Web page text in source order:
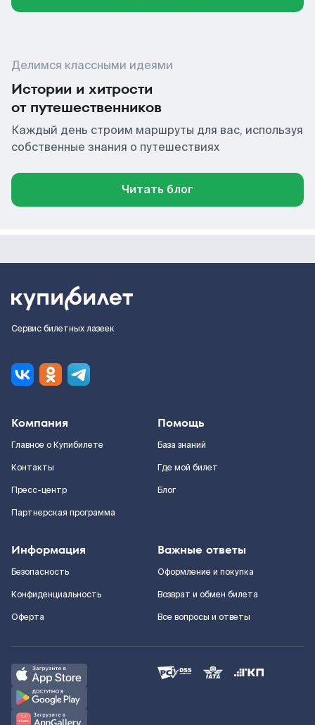
Делимся классными идеями
Истории и хитрости
от путешественников
Каждый день строим маршруты для вас, используя
собственные знания о путешествиях
Читать блог
Сервис билетных лазеек
Компания
Главное о Купибилете
Контакты
Пресс-центр
Партнерская программа
Помощь
База знаний
Где мой билет
Блог
Информация
Безопасность
Конфиденциальность
Оферта
Важные ответы
Оформление и покупка
Возврат и обмен билета
Все вопросы и ответы